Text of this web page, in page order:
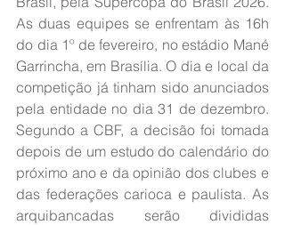
As duas equipes se enfrentam às 16h
do dia 1º de fevereiro, no estádio Mané
Garrincha, em Brasília. O dia e local da
competição já tinham sido anunciados
pela entidade no dia 31 de dezembro.
Segundo a CBF, a decisão foi tomada
depois de um estudo do calendário do
próximo ano e da opinião dos clubes e
das federações carioca e paulista. As
arquibancadas serão divididas